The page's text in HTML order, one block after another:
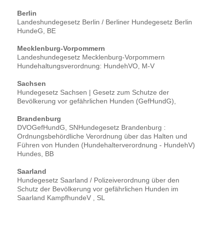
Berlin
Landeshundegesetz Berlin / Berliner Hundegesetz Berlin
HundeG, BE
Mecklenburg-Vorpommern
Landeshundegesetz Mecklenburg-Vorpommern
Hundehaltungsverordnung: HundehVO, M-V
Sachsen
Hundegesetz Sachsen | Gesetz zum Schutze der
Bevölkerung vor gefährlichen Hunden (GefHundG),
Brandenburg
DVOGefHundG, SNHundegesetz Brandenburg :
Ordnungsbehördliche Verordnung über das Halten und
Führen von Hunden (Hundehalterverordnung - HundehV)
Hundes, BB
Saarland
Hundegesetz Saarland / Polizeiverordnung über den
Schutz der Bevölkerung vor gefährlichen Hunden im
Saarland KampfhundeV , SL